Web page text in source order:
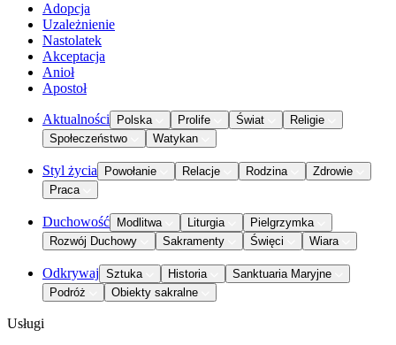
Adopcja
Uzależnienie
Nastolatek
Akceptacja
Anioł
Apostoł
Aktualności Polska Prolife Świat
Religie
Społeczeństwo
Watykan
Styl życia Powołanie Relacje Rodzina
Zdrowie
Praca
Duchowość Modlitwa Liturgia
Pielgrzymka
Rozwój Duchowy
Sakramenty Święci Wiara
Odkrywaj Sztuka Historia
Sanktuaria Maryjne
Podróż
Obiekty sakralne
Usługi